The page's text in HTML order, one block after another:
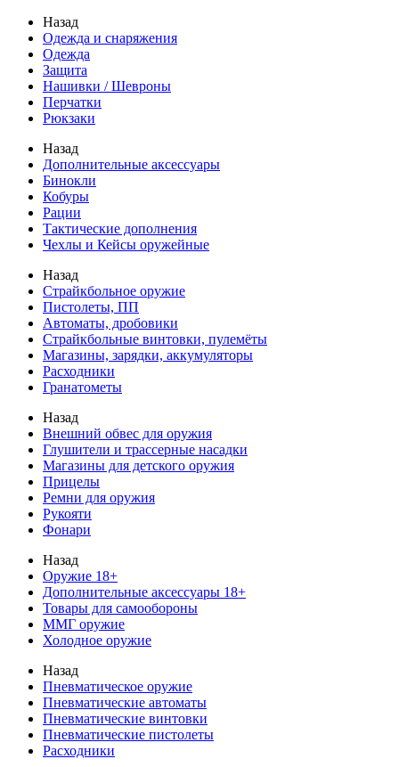
Назад
Одежда и снаряжения
Одежда
Защита
Нашивки / Шевроны
Перчатки
Рюкзаки
Назад
Дополнительные аксессуары
Бинокли
Кобуры
Рации
Тактические дополнения
Чехлы и Кейсы оружейные
Назад
Страйкбольное оружие
Пистолеты, ПП
Автоматы, дробовики
Страйкбольные винтовки, пулемёты
Магазины, зарядки, аккумуляторы
Расходники
Гранатометы
Назад
Внешний обвес для оружия
Глушители и трассерные насадки
Магазины для детского оружия
Прицелы
Ремни для оружия
Рукояти
Фонари
Назад
Оружие 18+
Дополнительные аксессуары 18+
Товары для самообороны
ММГ оружие
Холодное оружие
Назад
Пневматическое оружие
Пневматические автоматы
Пневматические винтовки
Пневматические пистолеты
Расходники